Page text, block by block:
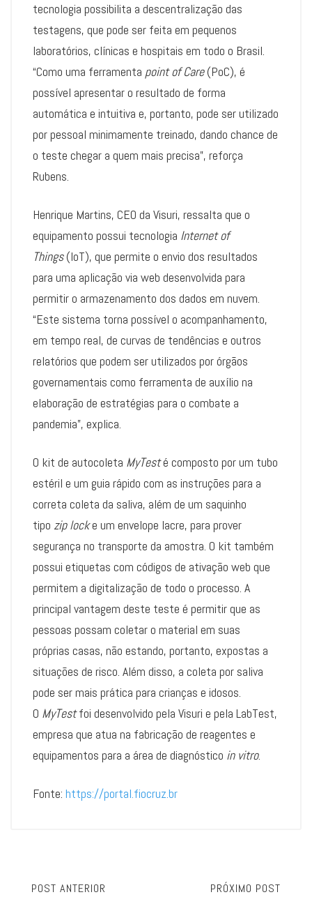
tecnologia possibilita a descentralização das
testagens, que pode ser feita em pequenos
laboratórios, clínicas e hospitais em todo o Brasil.
“Como uma ferramenta point of Care(PoC), é
possível apresentar o resultado de forma
automática e intuitiva e, portanto, pode ser utilizado
por pessoal minimamente treinado, dando chance de
o teste chegar a quem mais precisa”, reforça
Rubens.
Henrique Martins, CEO da Visuri, ressalta que o
equipamento possui tecnologia Internet of
Things(IoT), que permite o envio dos resultados
para uma aplicação via web desenvolvida para
permitir o armazenamento dos dados em nuvem.
“Este sistema torna possível o acompanhamento,
em tempo real, de curvas de tendências e outros
relatórios que podem ser utilizados por órgãos
governamentais como ferramenta de auxílio na
elaboração de estratégias para o combate a
pandemia”, explica.
O kit de autocoleta MyTesté composto por um tubo
estéril e um guia rápido com as instruções para a
correta coleta da saliva, além de um saquinho
tipo zip locke um envelope lacre, para prover
segurança no transporte da amostra. O kit também
possui etiquetas com códigos de ativação web que
permitem a digitalização de todo o processo. A
principal vantagem deste teste é permitir que as
pessoas possam coletar o material em suas
próprias casas, não estando, portanto, expostas a
situações de risco. Além disso, a coleta por saliva
pode ser mais prática para crianças e idosos.
O MyTestfoi desenvolvido pela Visuri e pela LabTest,
empresa que atua na fabricação de reagentes e
equipamentos para a área de diagnóstico in vitro.
Fonte: https://portal.fiocruz.br
POST ANTERIOR PRÓXIMO POST